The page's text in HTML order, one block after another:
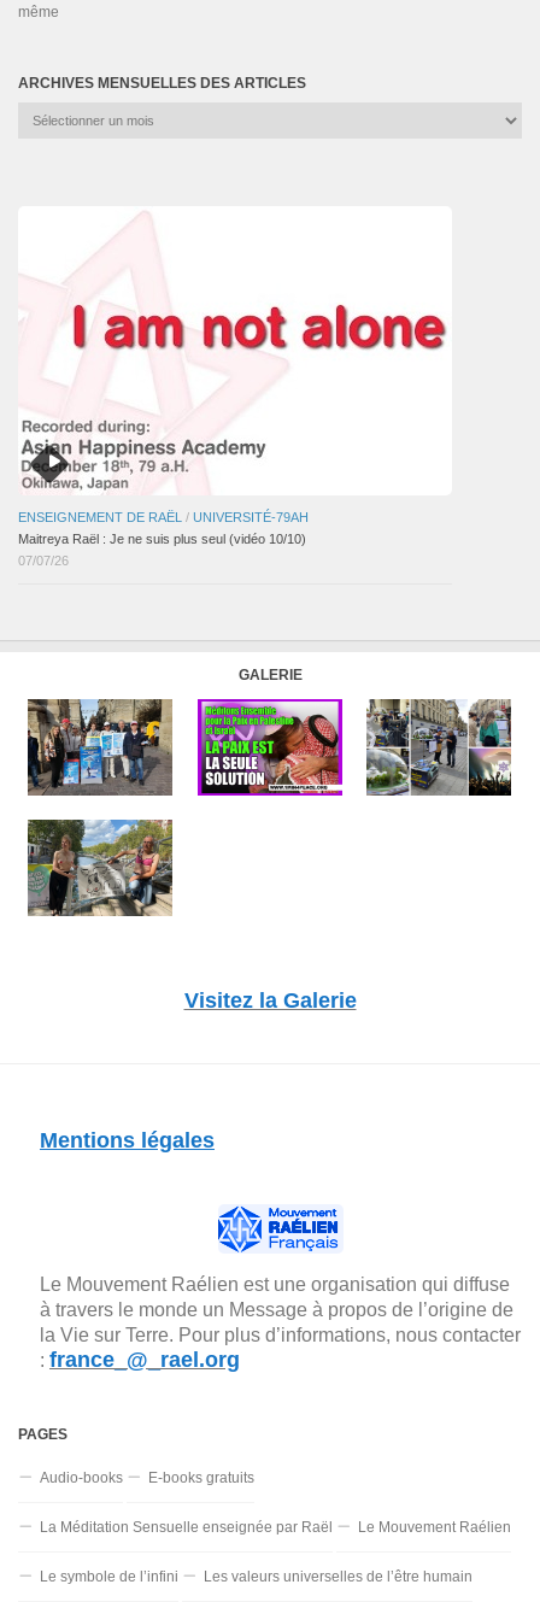
même
ARCHIVES MENSUELLES DES ARTICLES
Archives
ENSEIGNEMENT DE RAËL / UNIVERSITÉ-79AH
Maitreya Raël : Je ne suis plus seul (vidéo 10/10)
07/07/26
GALERIE
Visitez la Galerie
Mentions légales
Le Mouvement Raélien est une organisation qui diffuse
à travers le monde un Message à propos de l’origine de
la Vie sur Terre. Pour plus d’informations, nous contacter
: france_@_rael.org
PAGES
Audio-books E-books gratuits
La Méditation Sensuelle enseignée par Raël Le Mouvement Raélien
Le symbole de l’infini Les valeurs universelles de l’être humain